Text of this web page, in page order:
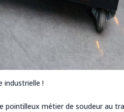
industrielle !
pointilleux métier de soudeur au